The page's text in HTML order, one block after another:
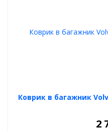
Коврик в багажник
2